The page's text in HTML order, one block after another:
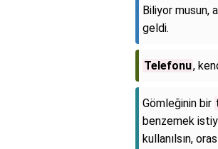
Biliyor musun,
geldi.
Telefonu,
Gömleğinin bir
benzemek
kullanılsın,